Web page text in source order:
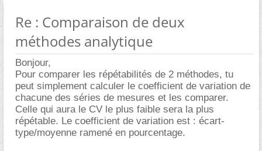
Re : Comparaison de deux
méthodes analytique
Bonjour,
Pour comparer les répétabilités de 2 méthodes, tu
peut simplement calculer le coefficient de variation de
chacune des séries de mesures et les comparer.
Celle qui aura le CV le plus faible sera la plus
répétable. Le coefficient de variation est : écart-
type/moyenne ramené en pourcentage.